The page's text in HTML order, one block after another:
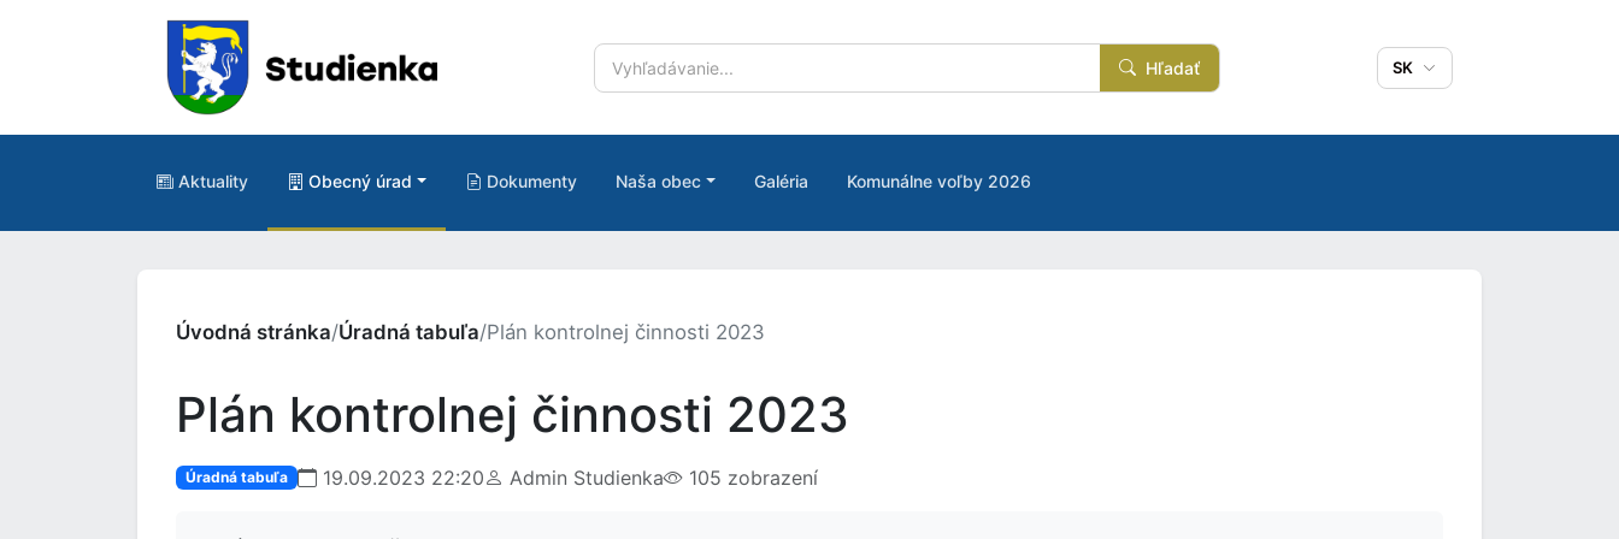
Hľadať SK
Aktuality Obecný úrad Dokumenty Naša obec Galéria Komunálne voľby 2026
Úvodná stránka/Úradná tabuľa/Plán kontrolnej činnosti 2023
Plán kontrolnej činnosti 2023
Úradná tabuľa 19.09.2023 22:20 Admin Studienka 105 zobrazení